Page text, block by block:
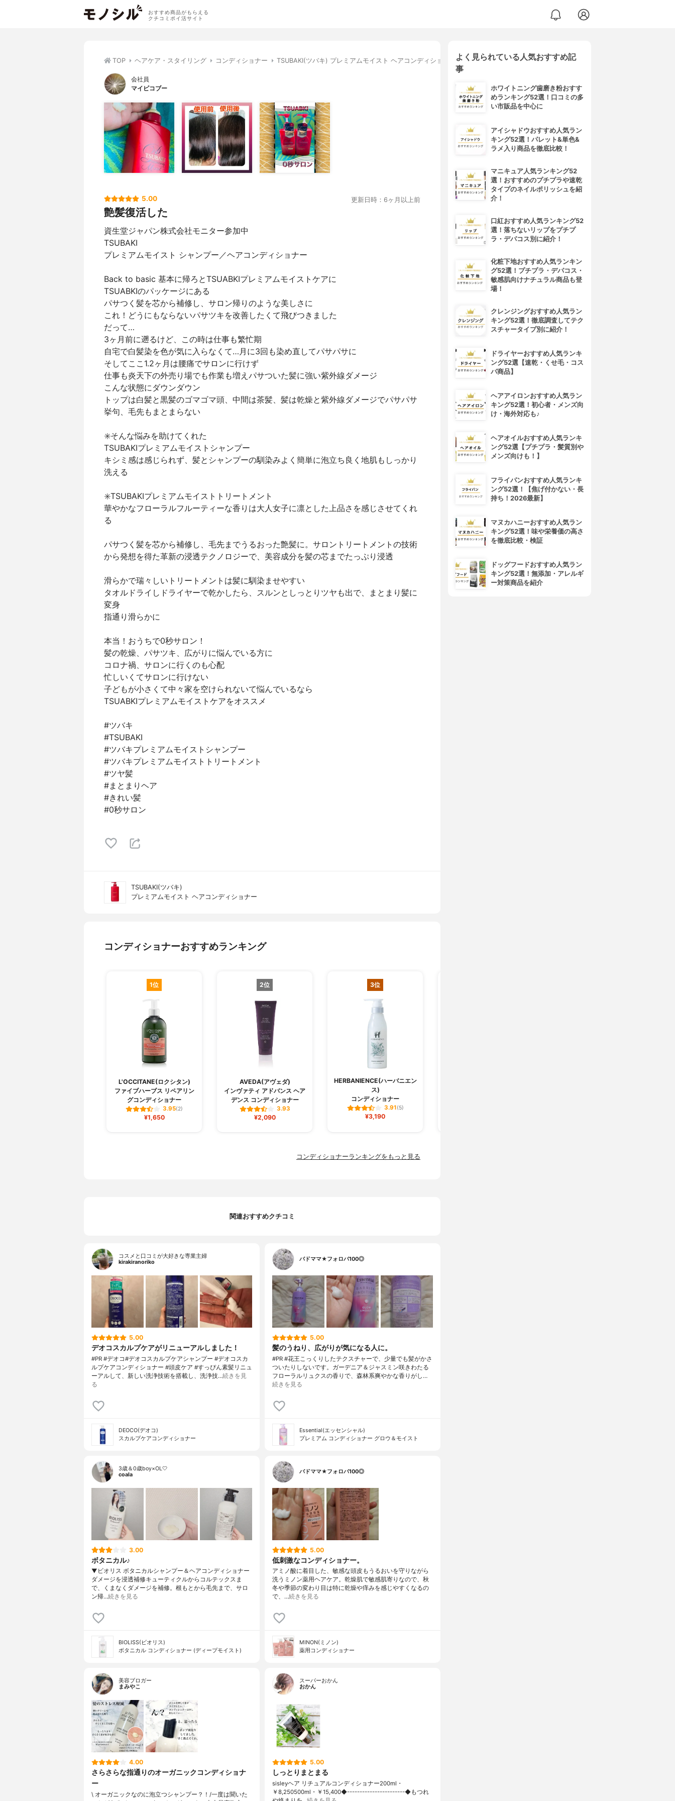
おすすめ商品がもらえる
クチコミポイ活サイト
TOP ヘアケア・スタイリング コンディショナー TSUBAKI(ツバキ) プレミアムモイスト ヘアコンディショナー
会社員
マイピコブー
5.00 更新日時：6ヶ月以上前
艶髪復活した
資生堂ジャパン株式会社モニター参加中
TSUBAKI
プレミアムモイスト シャンプー／ヘアコンディショナー
Back to basic 基本に帰ろとTSUABKIプレミアムモイストケアに
TSUABKIのパッケージにある
パサつく髪を芯から補修し、サロン帰りのような美しさに
これ！どうにもならないパサツキを改善したくて飛びつきました
だって…
3ヶ月前に遡るけど、この時は仕事も繁忙期
自宅で白髪染を色が気に入らなくて…月に3回も染め直してパサパサに
そしてここ1.2ヶ月は腰痛でサロンに行けず
仕事も炎天下の外売り場でも作業も増えパサついた髪に強い紫外線ダメージ
こんな状態にダウンダウン
トップは白髪と黒髪のゴマゴマ頭、中間は茶髪、髪は乾燥と紫外線ダメージでパサパサ
挙句、毛先もまとまらない
✳️そんな悩みを助けてくれた
TSUBAKIプレミアムモイストシャンプー
キシミ感は感じられず、髪とシャンプーの馴染みよく簡単に泡立ち良く地肌もしっかり
洗える
✳️TSUBAKIプレミアムモイストトリートメント
華やかなフローラルフルーティーな香りは大人女子に凛とした上品さを感じさせてくれ
る
パサつく髪を芯から補修し、毛先までうるおった艶髪に。サロントリートメントの技術
から発想を得た革新の浸透テクノロジーで、美容成分を髪の芯までたっぷり浸透
滑らかで瑞々しいトリートメントは髪に馴染ませやすい
タオルドライしドライヤーで乾かしたら、スルンとしっとりツヤも出で、まとまり髪に
変身
指通り滑らかに
本当！おうちで0秒サロン！
髪の乾燥、パサツキ、広がりに悩んでいる方に
コロナ禍、サロンに行くのも心配
忙しいくてサロンに行けない
子どもが小さくて中々家を空けられないて悩んでいるなら
TSUABKIプレミアムモイストケアをオススメ
#ツバキ
#TSUBAKI
#ツバキプレミアムモイストシャンプー
#ツバキプレミアムモイストトリートメント
#ツヤ髪
#まとまりヘア
#きれい髪
#0秒サロン
TSUBAKI(ツバキ)
プレミアムモイスト ヘアコンディショナー
コンディショナーおすすめランキング
1位
L'OCCITANE(ロクシタン)
ファイブハーブス リペアリン
グコンディショナー
3.95(2)
¥1,650
2位
AVEDA(アヴェダ)
インヴァティ アドバンス ヘア
デンス コンディショナー
3.93
¥2,090
3位
HERBANIENCE(ハーバニエン
ス)
コンディショナー
3.91(5)
¥3,190
コンディショナーランキングをもっと見る
関連おすすめクチコミ
コスメと口コミが大好きな専業主婦
kirakiranoriko
5.00
デオコスカルプケアがリニューアルしました！
#PR #デオコ#デオコスカルプケアシャンプー #デオコスカ
ルプケアコンディショナー #頭皮ケア #すっぴん素髪リニュ
ーアルして、新しい洗浄技術を搭載し、洗浄技…続きを見
る
DEOCO(デオコ)
スカルプケアコンディショナー
バドママ★フォロバ100◎
5.00
髪のうねり、広がりが気になる人に。
#PR #花王こっくりしたテクスチャーで、少量でも髪がかさ
ついたりしないです。ガーデニア＆ジャスミン咲きわたる
フローラルリュクスの香りで、森林系爽やかな香りがし…
続きを見る
Essential(エッセンシャル)
プレミアム コンディショナー グロウ＆モイスト
3歳＆0歳boy×OL🤍
coala
3.00
ボタニカル♪
▼ビオリス ボタニカルシャンプー＆ヘアコンディショナー
ダメージを浸透補修キューティクルからコルテックスま
で、くまなくダメージを補修。根もとから毛先まで、サロ
ン帰…続きを見る
BIOLISS(ビオリス)
ボタニカル コンディショナー (ディープモイスト)
バドママ★フォロバ100◎
5.00
低刺激なコンディショナー。
アミノ酸に着目した、敏感な頭皮もうるおいを守りながら
洗うミノン薬用ヘアケア。乾燥肌で敏感肌寄りなので、秋
冬や季節の変わり目は特に乾燥や痒みを感じやすくなるの
で、…続きを見る
MINON(ミノン)
薬用コンディショナー
美容ブロガー
まみやこ
4.00
さらさらな指通りのオーガニックコンディショナ
ー
\ オーガニックなのに泡立つシャンプー？！/⁡⁡一度は聞いた
スーパーおかん
おかん
5.00
しっとりまとまる
sisleyヘア リチュアルコンディショナー200ml・
￥8,250500ml・￥15,400◆-----------------------◆もつれ
よく見られている人気おすすめ記
事
ホワイトニング歯磨き粉おすす
めランキング52選！口コミの多
い市販品を中心に
アイシャドウおすすめ人気ラン
キング52選！パレット&単色&
ラメ入り商品を徹底比較！
マニキュア人気ランキング52
選！おすすめのプチプラや速乾
タイプのネイルポリッシュを紹
介！
口紅おすすめ人気ランキング52
選！落ちないリップをプチプ
ラ・デパコス別に紹介！
化粧下地おすすめ人気ランキン
グ52選！プチプラ・デパコス・
敏感肌向けナチュラル商品も登
場！
クレンジングおすすめ人気ラン
キング52選！徹底調査してテク
スチャータイプ別に紹介！
ドライヤーおすすめ人気ランキ
ング52選【速乾・くせ毛・コス
パ商品】
ヘアアイロンおすすめ人気ラン
キング52選！初心者・メンズ向
け・海外対応も♪
ヘアオイルおすすめ人気ランキ
ング52選【プチプラ・髪質別や
メンズ向けも！】
フライパンおすすめ人気ランキ
ング52選！【焦げ付かない・長
持ち！2026最新】
マヌカハニーおすすめ人気ラン
キング52選！味や栄養価の高さ
を徹底比較・検証
ドッグフードおすすめ人気ラン
キング52選！無添加・アレルギ
ー対策商品を紹介